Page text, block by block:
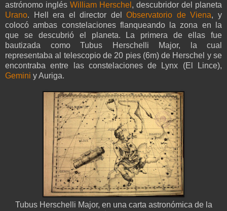
astrónomo inglés William Herschel , descubridor del planeta
Urano. Hell era el director delObservatorio de Viena, y
colocó ambas constelaciones flanqueando la zona en la
que se descubrió el planeta. La primera de ellas fue
bautizada como Tubus Herschelli Major, la cual
representaba al telescopio de 20 pies (6m) de Herschel y se
encontraba entre las constelaciones de Lynx (El Lince),
Gemini y Auriga.
Tubus Herschelli Major, en una carta astronómica de la